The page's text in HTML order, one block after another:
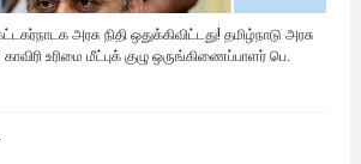
அரசு நிதி ஒதுக்கிவிட்டது! தமிழ்நாடு அரசு
உரிமை மீட்புக் குழு ஒருங்கிணைப்பாளர் பெ.